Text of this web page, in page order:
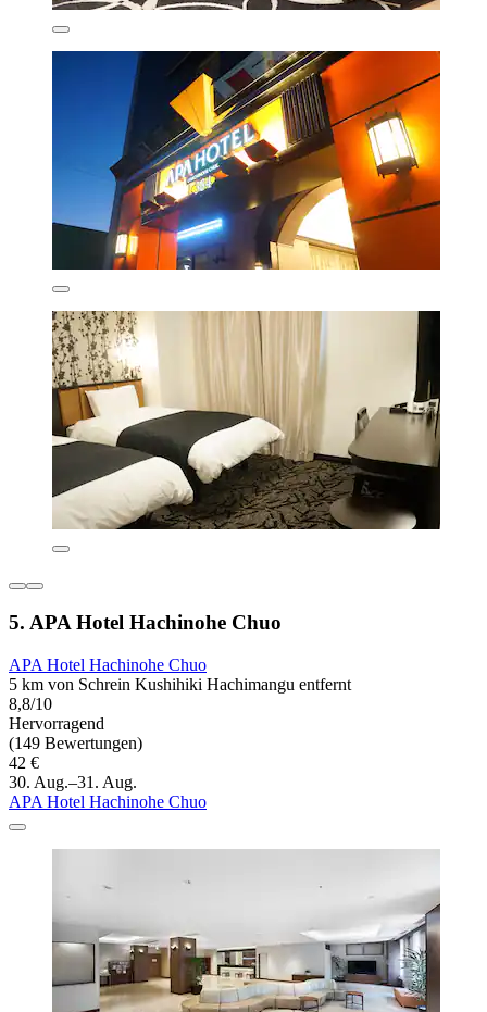
5. APA Hotel Hachinohe Chuo
APA Hotel Hachinohe Chuo
5 km von Schrein Kushihiki Hachimangu entfernt
8,8/10
Hervorragend
(149 Bewertungen)
42 €
30. Aug.–31. Aug.
APA Hotel Hachinohe Chuo